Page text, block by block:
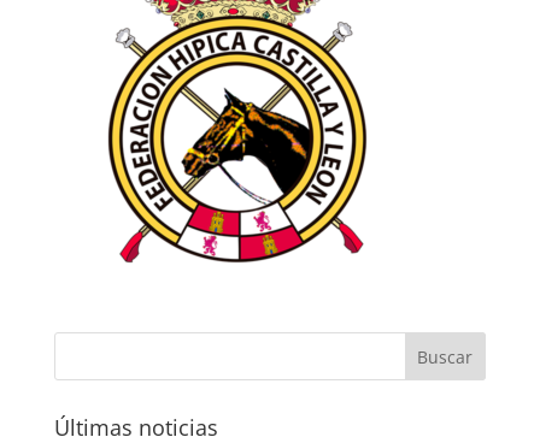
Últimas noticias